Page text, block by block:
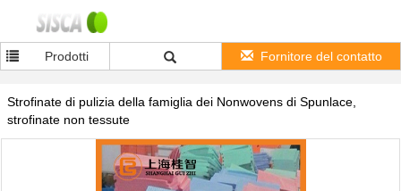
Prodotti Fornitore del contatto
Strofinate di pulizia della famiglia dei Nonwovens di Spunlace,
strofinate non tessute